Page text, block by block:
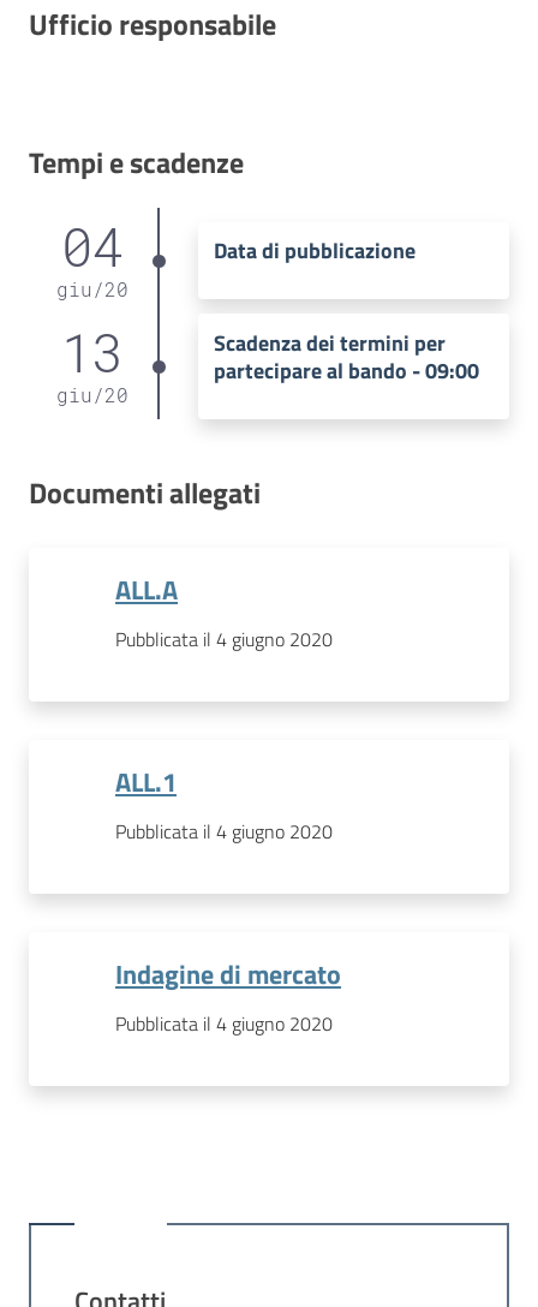
Ufficio responsabile
Tempi e scadenze
04
giu /20
Data di pubblicazione
13
giu /20
Scadenza dei termini per
partecipare al bando - 09:00
Documenti allegati
ALL.A
Pubblicata il 4 giugno 2020
ALL.1
Pubblicata il 4 giugno 2020
Indagine di mercato
Pubblicata il 4 giugno 2020